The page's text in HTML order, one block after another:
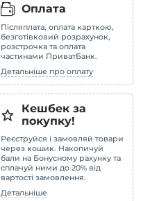
Оплата
Післяплата, оплата карткою,
безготівковий розрахунок,
розстрочка та оплата
частинами ПриватБанк.
Детальніше про оплату
Кешбек за
покупку!
Реєструйся і замовляй товари
через кошик. Накопичуй
бали на Бонусному рахунку та
сплачуй ними до 20% від
вартості замовлення.
Детальніше